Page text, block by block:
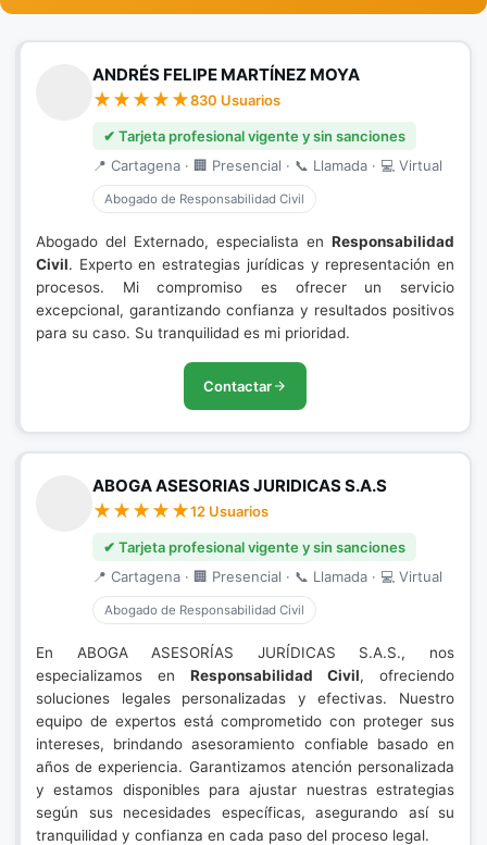
ANDRÉS FELIPE MARTÍNEZ MOYA
830 Usuarios
✔ Tarjeta profesional vigente y sin sanciones
📍 Cartagena · 🏢 Presencial · 📞 Llamada · 💻 Virtual
Abogado de Responsabilidad Civil
Abogado del Externado, especialista en Responsabilidad
Civil. Experto en estrategias jurídicas y representación en
procesos. Mi compromiso es ofrecer un servicio
excepcional, garantizando confianza y resultados positivos
para su caso. Su tranquilidad es mi prioridad.
Contactar
ABOGA ASESORIAS JURIDICAS S.A.S
12 Usuarios
✔ Tarjeta profesional vigente y sin sanciones
📍 Cartagena · 🏢 Presencial · 📞 Llamada · 💻 Virtual
Abogado de Responsabilidad Civil
En ABOGA ASESORÍAS JURÍDICAS S.A.S., nos
especializamos en Responsabilidad Civil, ofreciendo
soluciones legales personalizadas y efectivas. Nuestro
equipo de expertos está comprometido con proteger sus
intereses, brindando asesoramiento confiable basado en
años de experiencia. Garantizamos atención personalizada
y estamos disponibles para ajustar nuestras estrategias
según sus necesidades específicas, asegurando así su
tranquilidad y confianza en cada paso del proceso legal.